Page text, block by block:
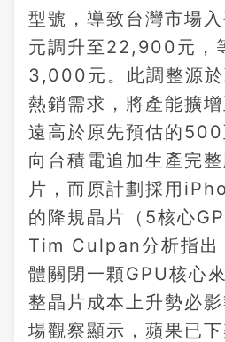
型號，導致台灣市場
元調升至22,900元，
3,000元。此調整源
熱銷需求，將產能擴
遠高於原先預估的
向台積電追加生產完
片，而原計劃採用
的降規晶片（5核心
Tim Culpan分析指出
體關閉一顆GPU核心
整晶片成本上升勢必
場觀察顯示，蘋果已